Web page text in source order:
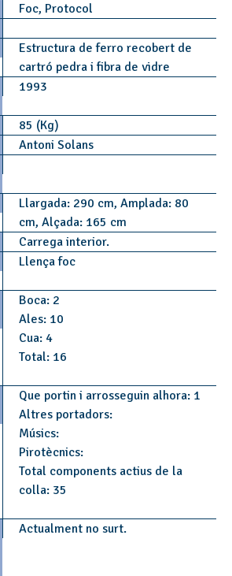
Foc, Protocol
Estructura de ferro recobert de
cartró pedra i fibra de vidre
1993
85 (Kg)
Antoni Solans
Llargada: 290 cm, Amplada: 80
cm, Alçada: 165 cm
Carrega interior.
Llença foc
Boca: 2
Ales: 10
Cua: 4
Total: 16
Que portin i arrosseguin alhora: 1
Altres portadors:
Músics:
Pirotècnics:
Total components actius de la
colla: 35
Actualment no surt.